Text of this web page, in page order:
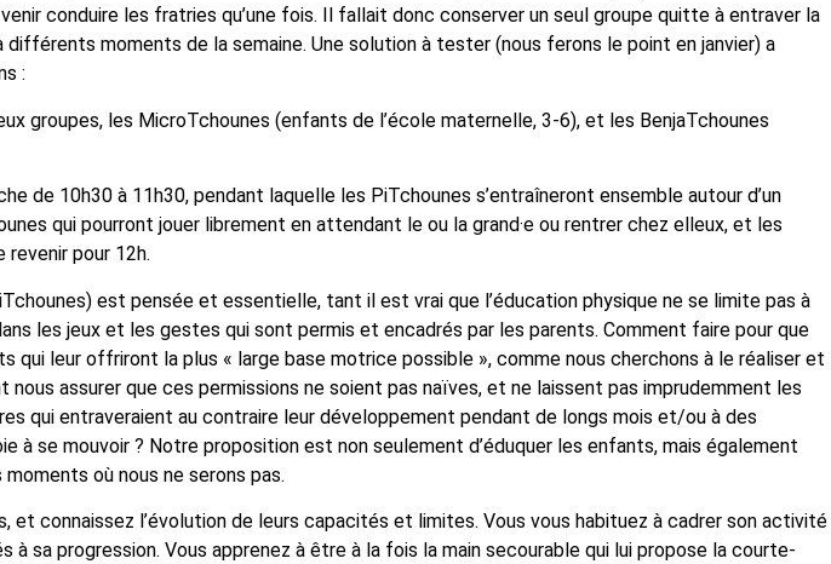
conduire les fratries qu’une fois. Il fallait donc conserver un seul groupe quitte à entraver la
moments de la semaine. Une solution à tester (nous ferons le point en janvier) a
:
groupes, les MicroTchounes (enfants de l’école maternelle, 3-6), et les BenjaTchounes
de 10h30 à 11h30, pendant laquelle les PiTchounes s’entraîneront ensemble autour d’un
qui pourront jouer librement en attendant le ou la grand·e ou rentrer chez elleux, et les
revenir pour 12h.
est pensée et essentielle, tant il est vrai que l’éducation physique ne se limite pas à
les jeux et les gestes qui sont permis et encadrés par les parents. Comment faire pour que
qui leur offriront la plus « large base motrice possible », comme nous cherchons à le réaliser et
assurer que ces permissions ne soient pas naïves, et ne laissent pas imprudemment les
qui entraveraient au contraire leur développement pendant de longs mois et/ou à des
à se mouvoir ? Notre proposition est non seulement d’éduquer les enfants, mais également
où nous ne serons pas.
et connaissez l’évolution de leurs capacités et limites. Vous vous habituez à cadrer son activité
sa progression. Vous apprenez à être à la fois la main secourable qui lui propose la courte-